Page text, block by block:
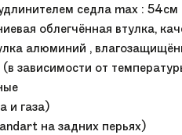
седла max :
облегчённая втулка,
алюминий ,
(в зависимости от
и газа)
на задних перьях)